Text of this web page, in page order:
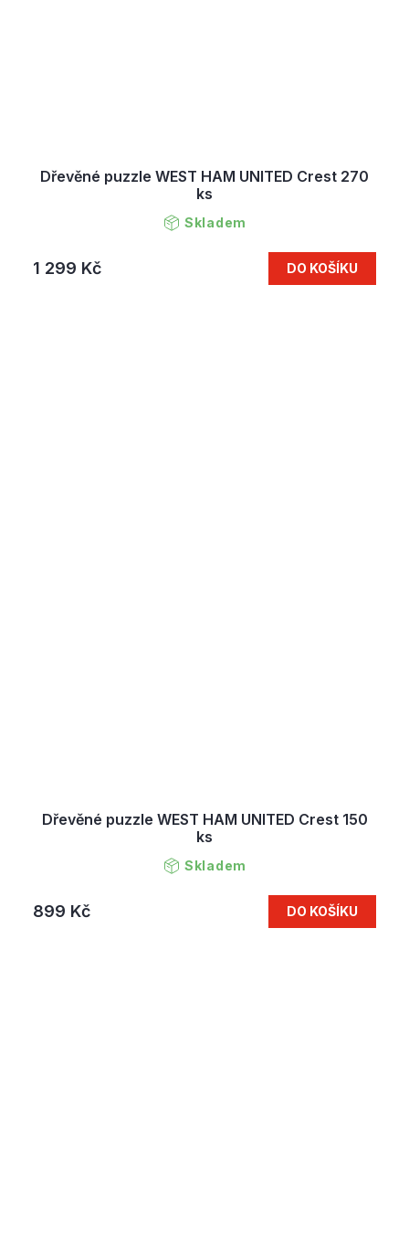
Dřevěné puzzle WEST HAM UNITED Crest 270
ks
Skladem
1 299 Kč DO KOŠÍKU
Dřevěné puzzle WEST HAM UNITED Crest 150
ks
Skladem
899 Kč DO KOŠÍKU